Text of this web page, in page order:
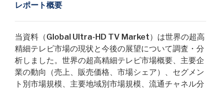
レポート概要
当資料（Global Ultra-HD TV Market）は世界の超高
精細テレビ市場の現状と今後の展望について調査・分
析しました。世界の超高精細テレビ市場概要、主要企
業の動向（売上、販売価格、市場シェア）、セグメン
ト別市場規模、主要地域別市場規模、流通チャネル分